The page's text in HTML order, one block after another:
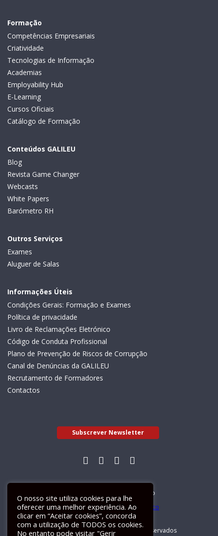
Formação
Competências Empresariais
Criatividade
Tecnologias de Informação
Academias
Employability Hub
E-Learning
Cursos Oficiais
Catálogo de Formação
Conteúdos GALILEU
Blog
Revista Game Changer
Webcasts
White Papers
Barómetro RH
Outros Serviços
Exames
Aluguer de Salas
Informações Úteis
Condições Gerais: Formação e Exames
Política de privacidade
Livro de Reclamações Eletrónico
Código de Conduta Profissional
Plano de Prevenção de Riscos de Corrupção
Canal de Denúncias da GALILEU
Recrutamento de Formadores
Contactos
Subscrever Newsletter
Livro de Reclamações Electrónico
GALILEU 2026 © Todos os direitos reservados
O nosso site utiliza cookies para lhe
oferecer uma melhor experiência. Ao
clicar em “Aceitar cookies”, concorda
com a utilização de TODOS os cookies.
No entanto pode visitar "Gerir